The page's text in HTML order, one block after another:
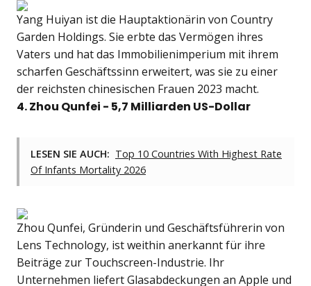
Yang Huiyan ist die Hauptaktionärin von Country
Garden Holdings. Sie erbte das Vermögen ihres
Vaters und hat das Immobilienimperium mit ihrem
scharfen Geschäftssinn erweitert, was sie zu einer
der reichsten chinesischen Frauen 2023 macht.
4. Zhou Qunfei - 5,7 Milliarden US-Dollar
LESEN SIE AUCH: Top 10 Countries With Highest Rate
Of Infants Mortality 2026
Zhou Qunfei, Gründerin und Geschäftsführerin von
Lens Technology, ist weithin anerkannt für ihre
Beiträge zur Touchscreen-Industrie. Ihr
Unternehmen liefert Glasabdeckungen an Apple und